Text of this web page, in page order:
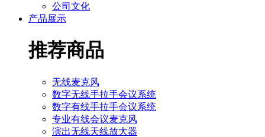
公司文化
产品展示
推荐商品
无线麦克风
数字无线手拉手会议系统
数字有线手拉手会议系统
专业有线会议麦克风
演出无线天线放大器